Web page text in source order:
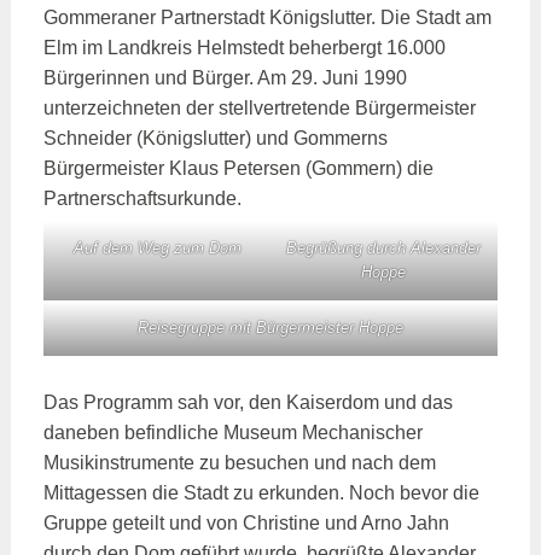
Gommeraner Partnerstadt Königslutter. Die Stadt am
Elm im Landkreis Helmstedt beherbergt 16.000
Bürgerinnen und Bürger. Am 29. Juni 1990
unterzeichneten der stellvertretende Bürgermeister
Schneider (Königslutter) und Gommerns
Bürgermeister Klaus Petersen (Gommern) die
Partnerschaftsurkunde.
Auf dem Weg zum Dom
Begrüßung durch Alexander
Hoppe
Reisegruppe mit Bürgermeister Hoppe
Das Programm sah vor, den Kaiserdom und das
daneben befindliche Museum Mechanischer
Musikinstrumente zu besuchen und nach dem
Mittagessen die Stadt zu erkunden. Noch bevor die
Gruppe geteilt und von Christine und Arno Jahn